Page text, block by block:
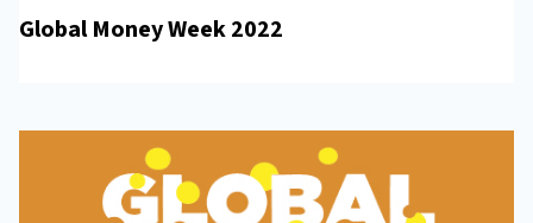
Global Money Week 2022